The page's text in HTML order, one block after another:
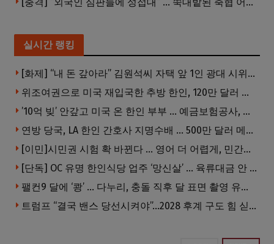
실시간 랭킹
[화제] “내 돈 갚아라” 김원석씨 자택 앞 1인 광대 시위 … 한인 투자사, “108만 달러 못받아”
위조여권으로 미국 재입국한 추방 한인, 120만 달러 은행 사기 행각
’10억 빚’ 안갚고 미국 온 한인 부부 … 예금보험공사, 미국서 소송
연방 당국, LA 한인 간호사 지명수배 … 500만 달러 메디캐어 사기, 선고 직전 한국 도주
[이민]시민권 시험 확 바뀐다 … 영어 더 어렵게, 민간시험 도입 추진
[단독] OC 유명 한인식당 업주 ‘망신살’ … 육류대금 안 갚자 식당서 공개추심
팰컨9 달에 ‘쾅’ … 다누리, 충돌 직후 달 표면 촬영 유일 탐사선
트럼프 “결국 밴스 당선시켜야”…2028 후계 구도 힘 싣나